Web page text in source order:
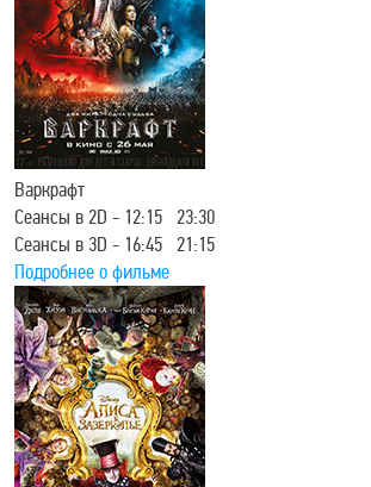
Варкрафт
Сеансы в 2D - 12:15 23:30
Сеансы в 3D - 16:45 21:15
Подробнее о фильме